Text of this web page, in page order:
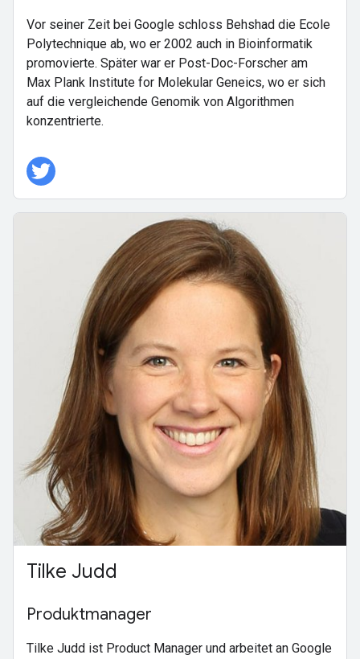
Vor seiner Zeit bei Google schloss Behshad die Ecole
Polytechnique ab, wo er 2002 auch in Bioinformatik
promovierte. Später war er Post-Doc-Forscher am
Max Plank Institute for Molekular Geneics, wo er sich
auf die vergleichende Genomik von Algorithmen
konzentrierte.
Tilke Judd
Produktmanager
Tilke Judd ist Product Manager und arbeitet an Google